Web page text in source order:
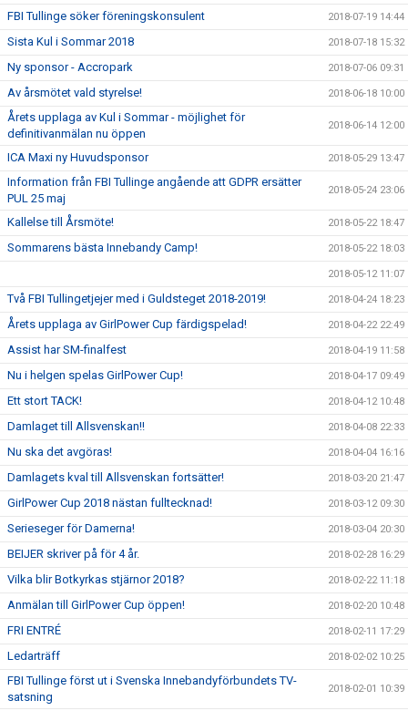
FBI Tullinge söker föreningskonsulent 2018-07-19 14:44
Sista Kul i Sommar 2018 2018-07-18 15:32
Ny sponsor - Accropark 2018-07-06 09:31
Av årsmötet vald styrelse! 2018-06-18 10:00
Årets upplaga av Kul i Sommar - möjlighet för
definitivanmälan nu öppen
2018-06-14 12:00
ICA Maxi ny Huvudsponsor 2018-05-29 13:47
Information från FBI Tullinge angående att GDPR ersätter
PUL 25 maj
2018-05-24 23:06
Kallelse till Årsmöte! 2018-05-22 18:47
Sommarens bästa Innebandy Camp! 2018-05-22 18:03
2018-05-12 11:07
Två FBI Tullingetjejer med i Guldsteget 2018-2019! 2018-04-24 18:23
Årets upplaga av GirlPower Cup färdigspelad! 2018-04-22 22:49
Assist har SM-finalfest 2018-04-19 11:58
Nu i helgen spelas GirlPower Cup! 2018-04-17 09:49
Ett stort TACK! 2018-04-12 10:48
Damlaget till Allsvenskan!! 2018-04-08 22:33
Nu ska det avgöras! 2018-04-04 16:16
Damlagets kval till Allsvenskan fortsätter! 2018-03-20 21:47
GirlPower Cup 2018 nästan fulltecknad! 2018-03-12 09:30
Serieseger för Damerna! 2018-03-04 20:30
BEIJER skriver på för 4 år. 2018-02-28 16:29
Vilka blir Botkyrkas stjärnor 2018? 2018-02-22 11:18
Anmälan till GirlPower Cup öppen! 2018-02-20 10:48
FRI ENTRÉ 2018-02-11 17:29
Ledarträff 2018-02-02 10:25
FBI Tullinge först ut i Svenska Innebandyförbundets TV-
satsning
2018-02-01 10:39